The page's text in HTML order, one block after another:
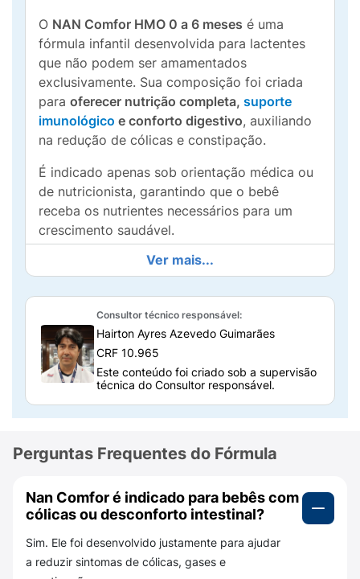
O NAN Comfor HMO 0 a 6 meses é uma
fórmula infantil desenvolvida para lactentes
que não podem ser amamentados
exclusivamente. Sua composição foi criada
para oferecer nutrição completa, suporte
imunológico e conforto digestivo, auxiliando
na redução de cólicas e constipação.
É indicado apenas sob orientação médica ou
de nutricionista, garantindo que o bebê
receba os nutrientes necessários para um
crescimento saudável.
Como tomar a fórmula NAN Comfor
corretamente?
A fórmula NAN Comfor deve ser utilizada
seguindo a dosagem indicada pelo médico e
o modo de preparo adequado.
Dosagem recomendada
A reconstituição deve ser feita com1 colher-
de água potável previamente fervida. A
quantidade ideal depende da idade e das
seguir as orientações médicas ou nutricionais.
Como preparar
Para preparar a fórmula infantil NAN Comfor
Ver mais...
Consultor técnico responsável:
Hairton Ayres Azevedo Guimarães
CRF 10.965
Este conteúdo foi criado sob a supervisão
técnica do Consultor responsável.
Perguntas Frequentes do Fórmula
Nan Comfor é indicado para bebês com
cólicas ou desconforto intestinal?
Sim. Ele foi desenvolvido justamente para ajudar
a reduzir sintomas de cólicas, gases e